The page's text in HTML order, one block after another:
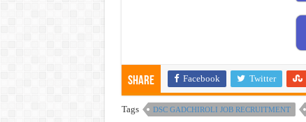
Share Facebook Twitter
Tags DSC GADCHIROLI JOB RECRUITMENT